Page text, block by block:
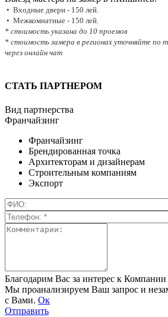
• Входные двери - 150 лей.
• Межкомнатные - 150 лей.
* стоимость указана до 10 проемов
* стоимость замера в регионах уточняйте по
через онлайн чат
СТАТЬ ПАРТНЕРОМ
Вид партнерства
Франчайзинг
Франчайзинг
Брендированная точка
Архитекторам и дизайнерам
Строительным компаниям
Экспорт
Благодарим Вас за интерес к
Мы проанализируем Ваш запрос и
с Вами. Ок
Отправить